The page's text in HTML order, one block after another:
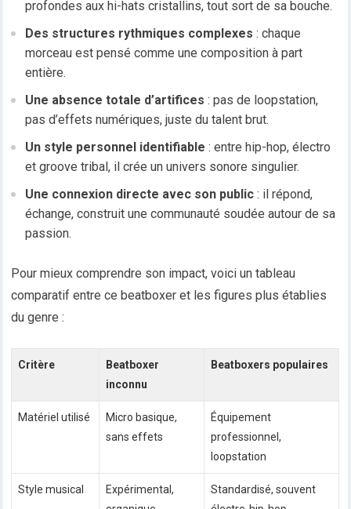
profondes aux hi-hats cristallins, tout sort de sa bouche.
Des structures rythmiques complexes : chaque
morceau est pensé comme une composition à part
entière.
Une absence totale d’artifices : pas de loopstation,
pas d’effets numériques, juste du talent brut.
Un style personnel identifiable : entre hip-hop, électro
et groove tribal, il crée un univers sonore singulier.
Une connexion directe avec son public : il répond,
échange, construit une communauté soudée autour de sa
passion.
Pour mieux comprendre son impact, voici un tableau
comparatif entre ce beatboxer et les figures plus établies
du genre :
Critère
Beatboxer
inconnu
Beatboxers populaires
Matériel utilisé
Micro basique,
sans effets
Équipement
professionnel,
loopstation
Style musical
Expérimental,
Standardisé, souvent